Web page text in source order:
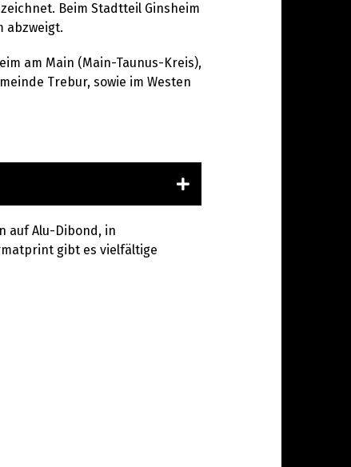
Beim Stadtteil Ginsheim
abzweigt.
am Main (Main-Taunus-Kreis),
Trebur, sowie im Westen
auf Alu-Dibond, in
gibt es vielfältige